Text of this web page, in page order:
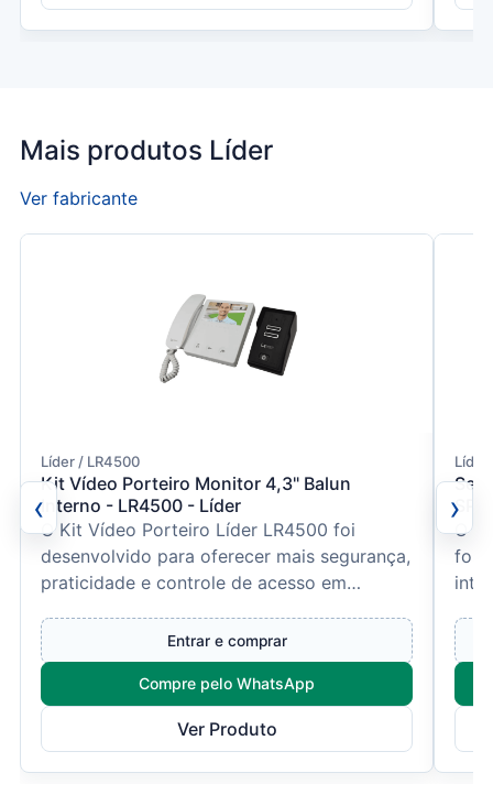
Mais produtos Líder
Ver fabricante
‹
Líder / LR4500
Kit Vídeo Porteiro Monitor 4,3" Balun
Interno - LR4500 - Líder
O Kit Vídeo Porteiro Líder LR4500 foi
desenvolvido para oferecer mais segurança,
praticidade e controle de acesso em
Entrar e comprar
Compre pelo WhatsApp
Ver Produto
Líder
O
foi
›